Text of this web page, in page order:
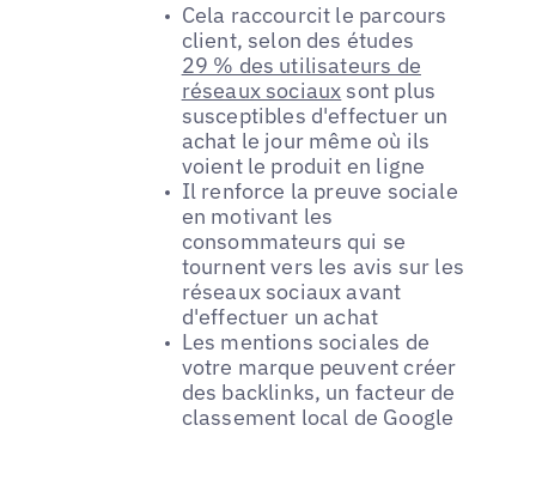
Cela raccourcit le parcours
client, selon des études
29 % des utilisateurs de
réseaux sociaux sont plus
susceptibles d'effectuer un
achat le jour même où ils
voient le produit en ligne
Il renforce la preuve sociale
en motivant les
consommateurs qui se
tournent vers les avis sur les
réseaux sociaux avant
d'effectuer un achat
Les mentions sociales de
votre marque peuvent créer
des backlinks, un facteur de
classement local de Google